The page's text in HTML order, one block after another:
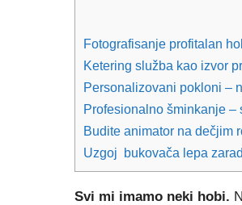
Fotografisanje profitalan
Ketering služba kao izvor
Personalizovani pokloni –
Profesionalno šminkanje –
Budite animator na dečjim
Uzgoj bukovača lepa
Svi mi imamo neki hobi.